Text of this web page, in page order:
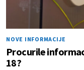
NOVE INFORMACIJE
Procurile
18?